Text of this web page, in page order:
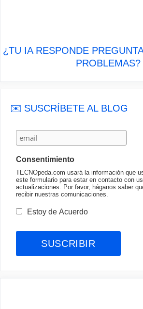
¿TU IA RESPONDE
PROBLEMAS?
✉️ SUSCRÍBETE AL BLOG
Consentimiento
TECNOpeda.com usará la información que
este formulario para estar en contacto con
actualizaciones. Por favor, háganos saber
recibir nuestras comunicaciones.
Estoy de Acuerdo